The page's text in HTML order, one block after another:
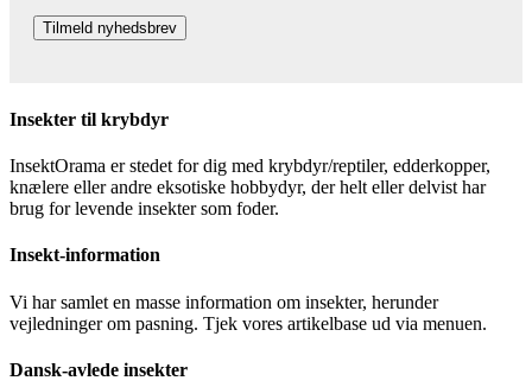
Insekter til krybdyr
InsektOrama er stedet for dig med krybdyr/reptiler, edderkopper,
knælere eller andre eksotiske hobbydyr, der helt eller delvist har
brug for levende insekter som foder.
Insekt-information
Vi har samlet en masse information om insekter, herunder
vejledninger om pasning. Tjek vores artikelbase ud via menuen.
Dansk-avlede insekter